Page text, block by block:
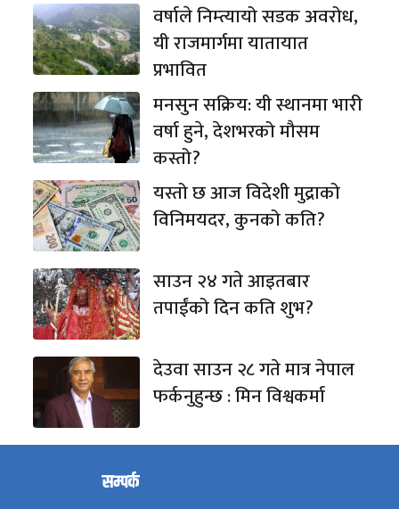
वर्षाले निम्त्यायो सडक अवरोध,
यी राजमार्गमा यातायात
प्रभावित
मनसुन सक्रिय: यी स्थानमा भारी
वर्षा हुने, देशभरको मौसम
कस्तो?
यस्तो छ आज विदेशी मुद्राको
विनिमयदर, कुनको कति?
साउन २४ गते आइतबार
तपाईंको दिन कति शुभ?
देउवा साउन २८ गते मात्र नेपाल
फर्कनुहुन्छ : मिन विश्वकर्मा
सम्पर्क